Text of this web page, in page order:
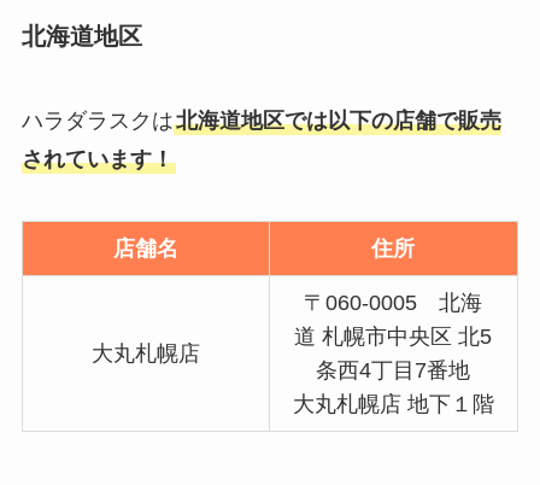
北海道地区
ハラダラスクは北海道地区では以下の店舗で販売
されています！
店舗名 住所
大丸札幌店
〒060-0005 北海
道 札幌市中央区 北5
条西4丁目7番地
大丸札幌店 地下１階